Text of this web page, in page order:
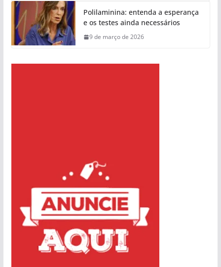
Polilaminina: entenda a esperança
e os testes ainda necessários
9 de março de 2026